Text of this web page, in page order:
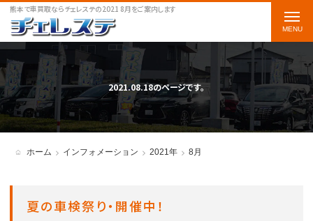
熊本で車買取ならチェレステの2021 8月をご案内します
2021.08.18のページです。
ホーム インフォメーション 2021年 8月
夏の車検祭り・開催中！
t
o
g
g
l
e